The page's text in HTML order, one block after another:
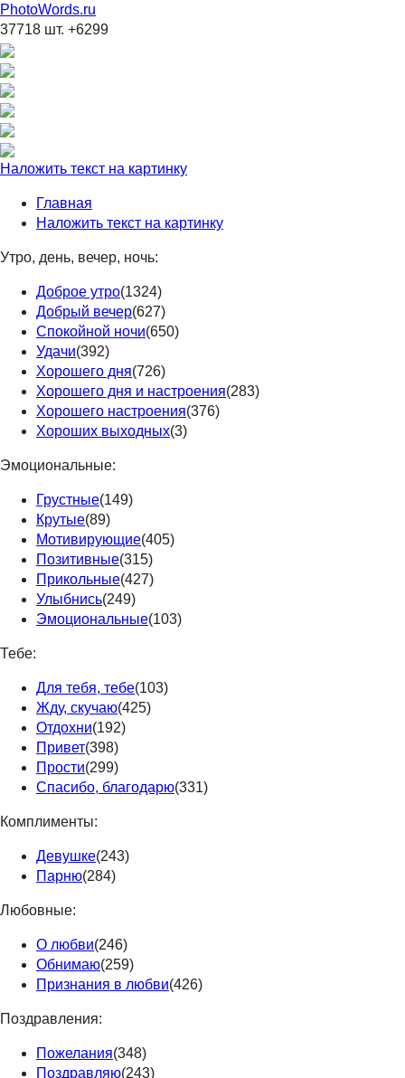
PhotoWords.ru
37718 шт. +6299
Наложить текст на картинку
Главная
Наложить текст на картинку
Утро, день, вечер, ночь:
Доброе утро(1324)
Добрый вечер(627)
Спокойной ночи(650)
Удачи(392)
Хорошего дня(726)
Хорошего дня и настроения(283)
Хорошего настроения(376)
Хороших выходных(3)
Эмоциональные:
Грустные(149)
Крутые(89)
Мотивирующие(405)
Позитивные(315)
Прикольные(427)
Улыбнись(249)
Эмоциональные(103)
Тебе:
Для тебя, тебе(103)
Жду, скучаю(425)
Отдохни(192)
Привет(398)
Прости(299)
Спасибо, благодарю(331)
Комплименты:
Девушке(243)
Парню(284)
Любовные:
О любви(246)
Обнимаю(259)
Признания в любви(426)
Поздравления:
Пожелания(348)
Поздравляю(243)